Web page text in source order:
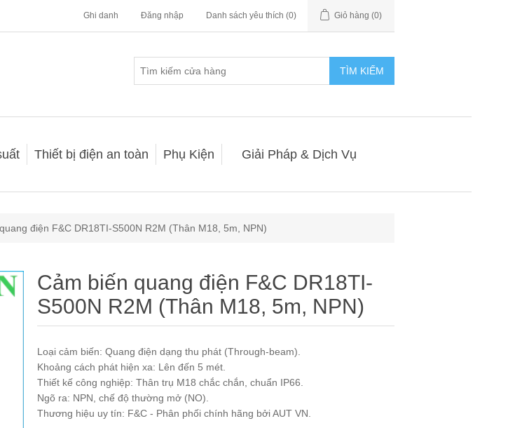
Ghi danh Đăng nhập Danh sách yêu thích (0) Giỏ hàng (0)
TÌM KIẾM
Thiết bị điện an toàn Phụ Kiện Giải Pháp & Dịch Vụ
điện F&C DR18TI-S500N R2M (Thân M18, 5m, NPN)
Cảm biến quang điện F&C DR18TI-
S500N R2M (Thân M18, 5m, NPN)
Loại cảm biến: Quang điện dạng thu phát (Through-beam).
Khoảng cách phát hiện xa: Lên đến 5 mét.
Thiết kế công nghiệp: Thân trụ M18 chắc chắn, chuẩn IP66.
Ngõ ra: NPN, chế độ thường mở (NO).
Thương hiệu uy tín: F&C - Phân phối chính hãng bởi AUT VN.